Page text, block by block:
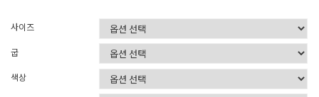
사이즈
굽
색상